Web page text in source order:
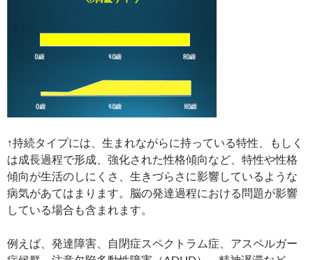
↑持続タイプには、生まれながらに持っている特性、もしく
は成長過程で形成、強化された性格傾向など、特性や性格
傾向が生活のしにくさ、生きづらさに影響しているような
病気があてはまります。脳の発達過程における問題が影響
している場合も含まれます。
例えば、発達障害、自閉症スペクトラム症、アスペルガー